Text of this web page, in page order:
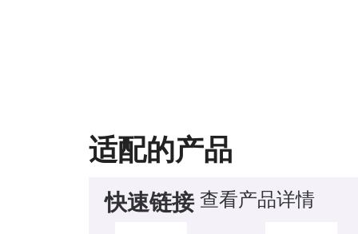
适配的产品
快速链接 查看产品详情